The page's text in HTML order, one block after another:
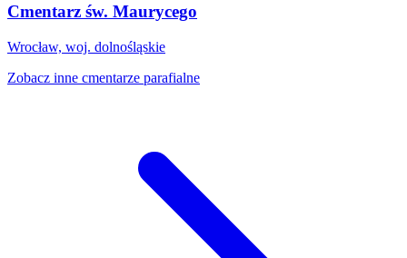
Cmentarz św. Maurycego
Wrocław, woj. dolnośląskie
Zobacz inne cmentarze parafialne